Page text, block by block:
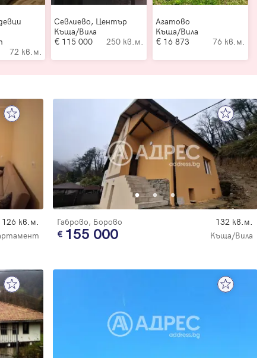
72 кв.м.
Севлиево, Център
Къща/Вила
115 000
250 кв.м.
Агатово
Къща/Вила
16 873
76 кв.м.
126 кв.м.
Габрово, Борово 132 кв.м.
155 000 Къща/Вила